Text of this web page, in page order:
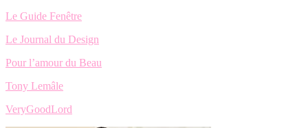
Le Guide Fenêtre
Le Journal du Design
Pour l’amour du Beau
Tony Lemâle
VeryGoodLord